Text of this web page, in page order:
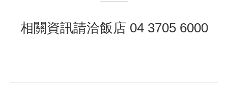
相關資訊請洽飯店 04 3705 6000